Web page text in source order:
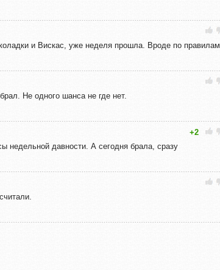
и Вискас, уже неделя прошла. Вроде по правилам
Не одного шанса не где нет.
+2
недельной давности. А сегодня брала, сразу